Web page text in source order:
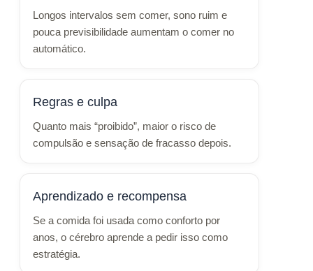
Longos intervalos sem comer, sono ruim e
pouca previsibilidade aumentam o comer no
automático.
Regras e culpa
Quanto mais “proibido”, maior o risco de
compulsão e sensação de fracasso depois.
Aprendizado e recompensa
Se a comida foi usada como conforto por
anos, o cérebro aprende a pedir isso como
estratégia.